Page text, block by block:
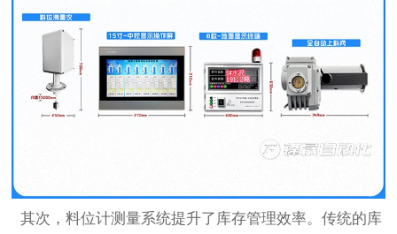
其次，料位计测量系统提升了库存管理效率。传统的库